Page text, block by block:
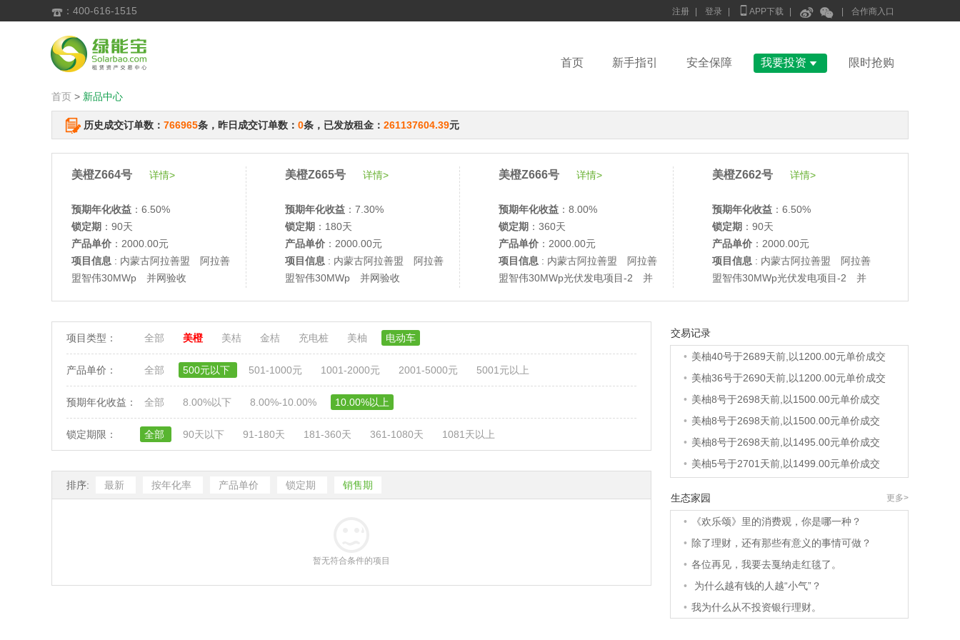
 ：400-616-1515 注册 登录  APP下载   合作商入口
首页 新手指引 安全保障 我要投资  限时抢购
首页 > 新品中心
历史成交订单数： 766965条，昨日成交订单数： 0条，已发放租金： 261137604.39元
美橙Z664号 详情>
预期年化收益 ：6.50%
锁定期 ：90天
产品单价 ：2000.00元
项目信息 : 内蒙古阿拉善盟 阿拉善
盟智伟30MWp 并网验收
美橙Z665号 详情>
预期年化收益 ：7.30%
锁定期 ：180天
产品单价 ：2000.00元
项目信息 : 内蒙古阿拉善盟 阿拉善
盟智伟30MWp 并网验收
美橙Z666号 详情>
预期年化收益 ：8.00%
锁定期 ：360天
产品单价 ：2000.00元
项目信息 : 内蒙古阿拉善盟 阿拉善
盟智伟30MWp光伏发电项目-2 并
美橙Z662号 详情>
预期年化收益 ：6.50%
锁定期 ：90天
产品单价 ：2000.00元
项目信息 : 内蒙古阿拉善盟 阿拉善
盟智伟30MWp光伏发电项目-2 并
项目类型： 全部 美橙 美桔 金桔 充电桩 美柚 电动车
产品单价： 全部 500元以下 501-1000元 1001-2000元 2001-5000元 5001元以上
预期年化收益： 全部 8.00%以下 8.00%-10.00% 10.00%以上
锁定期限： 全部 90天以下 91-180天 181-360天 361-1080天 1081天以上
排序: 最新 按年化率 产品单价 锁定期 销售期
暂无符合条件的项目
交易记录
• 美柚6号于2689天前,以1200.00元单价成交
• 美柚40号于2689天前,以1200.00元单价成交
• 美柚36号于2690天前,以1200.00元单价成交
• 美柚8号于2698天前,以1500.00元单价成交
• 美柚8号于2698天前,以1500.00元单价成交
• 美柚8号于2698天前,以1495.00元单价成交
• 美柚5号于2701天前,以1499.00元单价成交
• 美柚18号于2701天前,以2000.00元单价成交
• 美柚5号于2702天前,以1499.00元单价成交
•
美柚3号于2702天前,以1500.00元单价成交
• 美柚38号于2702天前,以1500.00元单价成交
• 美柚20号于2716天前,以1495.00元单价成交
•
美柚38号于2719天前,以1500.00元单价成交
• 美柚10号于2719天前,以2000.00元单价成交
生态家园 更多>
•
《欢乐颂》里的消费观，你是哪一种？
• 除了理财，还有那些有意义的事情可做？
• 各位再见，我要去戛纳走红毯了。
•
为什么越有钱的人越“小气”？
• 我为什么从不投资银行理财。